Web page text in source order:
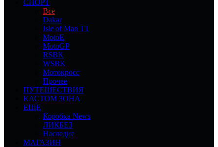
СПОРТ
Все
Dakar
Isle of Man TT
MotoE
MotoGP
RSBK
WSBK
Мотокросс
Прочее
ПУТЕШЕСТВИЯ
КАСТОМ ЗОНА
ЕЩЕ
Коробка News
ЛИКБЕЗ
Наследие
МАГАЗИН